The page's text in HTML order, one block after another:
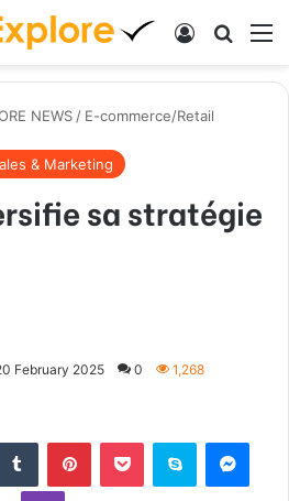
Log In
NEWS / E-commerce/Retail
& Marketing
sa stratégie
February 2025 0 1,268
Viber